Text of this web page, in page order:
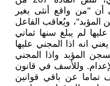
"من واقع أنثى بغير
المؤبد"، ويُعاقب الفاعل
لم يبلغ سنها ثماني
انه اذا المجني عليها
18 يحاكم بالسجن المؤبد واذا المجني
اقل من 18 يتم الإعدام. وللأسف في قانون
تماما عن باقي قوانين